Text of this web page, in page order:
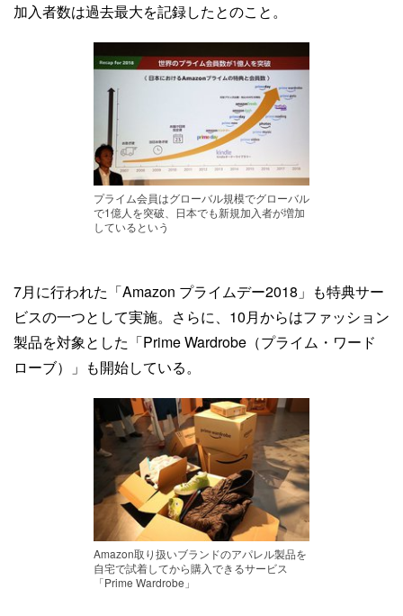
加入者数は過去最大を記録したとのこと。
プライム会員はグローバル規模でグローバル
で1億人を突破、日本でも新規加入者が増加
しているという
7月に行われた「Amazon プライムデー2018」も特典サー
ビスの一つとして実施。さらに、10月からはファッション
製品を対象とした「Prime Wardrobe（プライム・ワード
ローブ）」も開始している。
Amazon取り扱いブランドのアパレル製品を
自宅で試着してから購入できるサービス
「Prime Wardrobe」